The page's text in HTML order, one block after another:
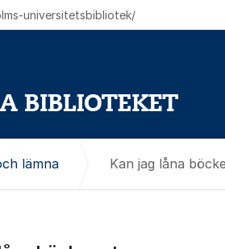
universitetsbibliotek/
lämna